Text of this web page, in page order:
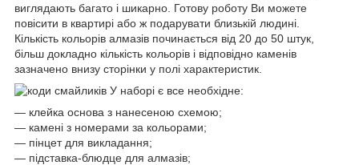
виглядають багато і шикарно. Готову роботу Ви можете
повісити в квартирі або ж подарувати близькій людині.
Кількість кольорів алмазів починається від 20 до 50 штук,
більш докладно кількість кольорів і відповідно каменів
зазначено внизу сторінки у полі характеристик.
У наборі є все необхідне:
― клейка основа з нанесеною схемою;
― камені з номерами за кольорами;
― пінцет для викладання;
― підставка-блюдце для алмазів;